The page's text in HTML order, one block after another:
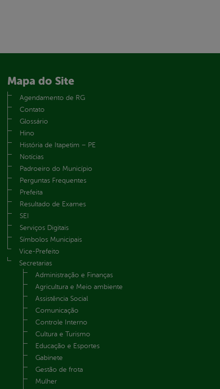
Mapa do Site
Agendamento de RG
Contato
Glossário
Hino
História de Itapetim – PE
Notícias
Padroeiro do Município
Perguntas Frequentes
Prefeita
Resultado de Exames
SEI
Serviços Digitais
Símbolos Municipais
Vice-Prefeito
Secretarias
Administração e Finanças
Agricultura e Meio ambiente
Assistência Social
Comunicação
Controle Interno
Cultura e Turismo
Educação e Esportes
Gabinete
Gestão de frota
Mulher